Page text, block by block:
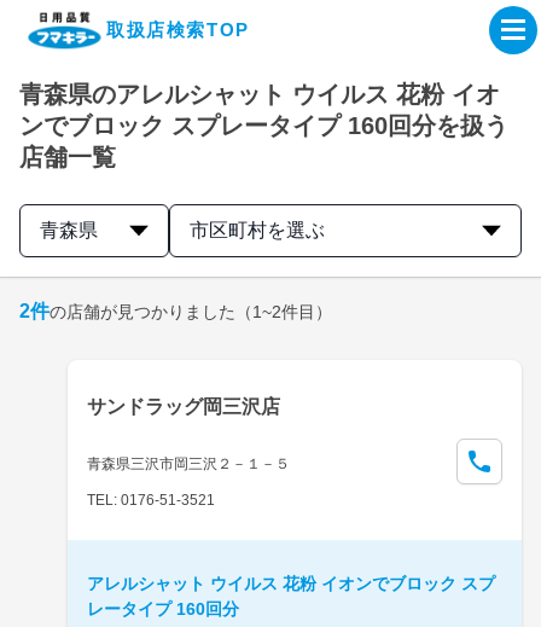
取扱店検索TOP
企業・IR情報サイト
オンラインショップ
製品検索はこちら
青森県のアレルシャット ウイルス 花粉 イオ
ンでブロック スプレータイプ 160回分を扱う
店舗一覧
青森県 市区町村を選ぶ
2件の店舗が見つかりました （1~2件目）
サンドラッグ岡三沢店
青森県三沢市岡三沢２－１－５
TEL: 0176-51-3521
アレルシャット ウイルス 花粉 イオンでブロック スプ
レータイプ 160回分